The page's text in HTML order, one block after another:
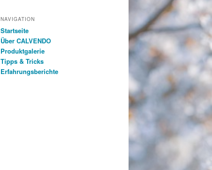
NAVIGATION
Startseite
Über CALVENDO
Produktgalerie
Tipps & Tricks
Erfahrungsberichte